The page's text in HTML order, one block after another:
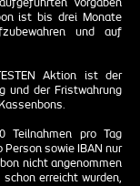
Vorgaben
ist bis drei Monate
und auf
Aktion ist der
und der Fristwahrung
Teilnahmen pro Tag
sowie IBAN nur
nicht angenommen
schon erreicht wurden,